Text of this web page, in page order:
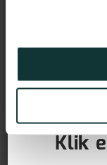
12,95 incl
Klik